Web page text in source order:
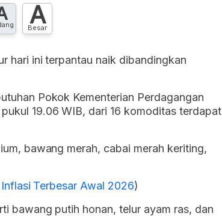
A
Besar
hari ini terpantau naik dibandingkan
Pokok Kementerian Perdagangan
19.06 WIB, dari 16 komoditas terdapat
bawang merah, cabai merah keriting,
Terbesar Awal 2026)
bawang putih honan, telur ayam ras, dan